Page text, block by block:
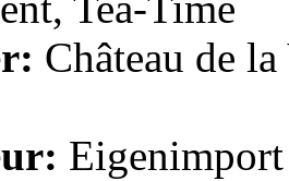
Château de
Eigenimport